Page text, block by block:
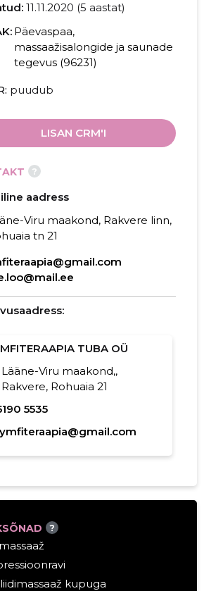
11.11.2020 (5 aastat)
Päevaspaa,
massaažisalongide ja saunade
tegevus (96231)
puudub
LISAN CRM'I
?
aadress
Viru maakond, Rakvere linn,
tn 21
TUBA OÜ
Lääne-Viru maakond,,
Rakvere, Rohuaia 21
5535
?
kupuga